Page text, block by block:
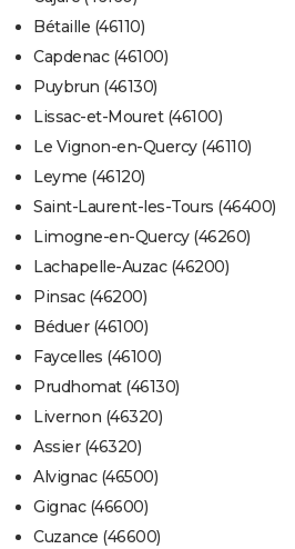
Bétaille (46110)
Capdenac (46100)
Puybrun (46130)
Lissac-et-Mouret (46100)
Le Vignon-en-Quercy (46110)
Leyme (46120)
Saint-Laurent-les-Tours (46400)
Limogne-en-Quercy (46260)
Lachapelle-Auzac (46200)
Pinsac (46200)
Béduer (46100)
Faycelles (46100)
Prudhomat (46130)
Livernon (46320)
Assier (46320)
Alvignac (46500)
Gignac (46600)
Cuzance (46600)